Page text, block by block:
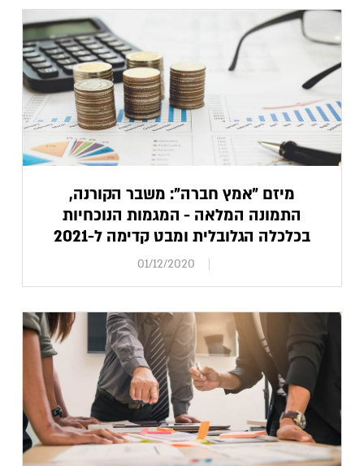
מיזם "אמץ חברה": משבר הקורנה,
התמונה המלאה - המגמות הנוכחיות
בכלכלה הגלובלית ומבט קדימה ל-2021
01/12/2020